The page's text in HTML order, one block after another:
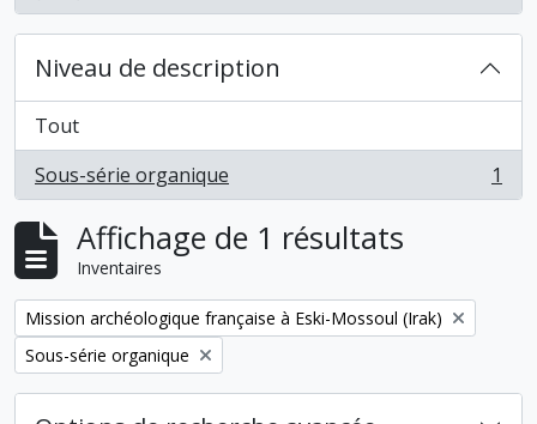
Niveau de description
Tout
Sous-série organique
, 1 résultats 1
Affichage de 1 résultats
Inventaires
Remove filter:
Mission archéologique française à Eski-Mossoul (Irak)
Remove filter:
Sous-série organique